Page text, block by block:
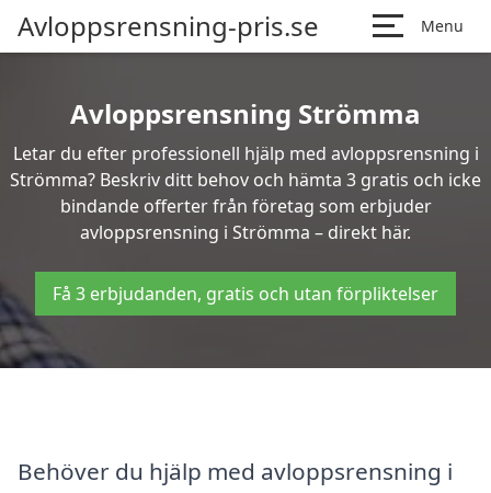
Avloppsrensning-pris.se Menu
Avloppsrensning Strömma
Letar du efter professionell hjälp med avloppsrensning i
Strömma? Beskriv ditt behov och hämta 3 gratis och icke
bindande offerter från företag som erbjuder
avloppsrensning i Strömma – direkt här.
Få 3 erbjudanden, gratis och utan förpliktelser
Behöver du hjälp med avloppsrensning i